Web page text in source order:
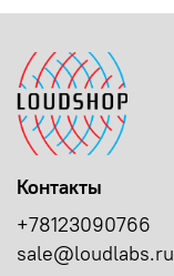
Контакты
+78123090766
sale@loudlabs.ru